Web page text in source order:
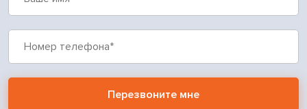
Перезвоните мне